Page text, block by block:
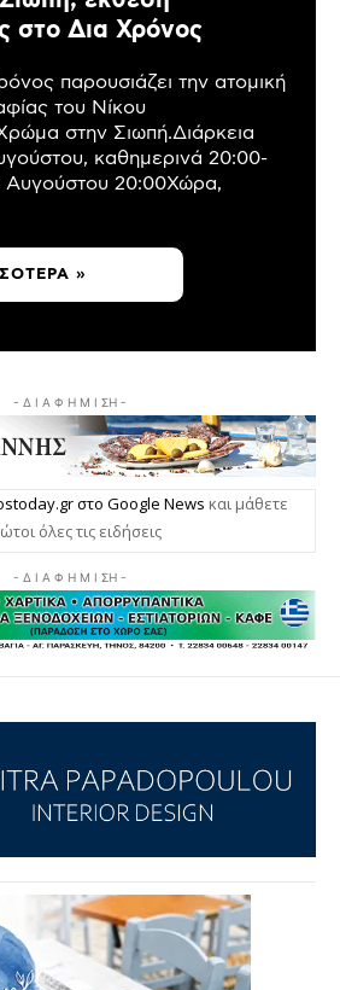
στο Δια Χρόνος
παρουσιάζει την ατομική
του Νίκου
στην Σιωπή.Διάρκεια
καθημερινά 20:00-
Αυγούστου 20:00Χώρα,
»
- Δ Ι Α Φ Η Μ Ι ΣΗ -
στο Google News και μάθετε
όλες τις ειδήσεις
- Δ Ι Α Φ Η Μ Ι ΣΗ -